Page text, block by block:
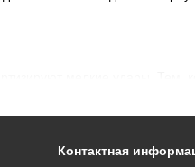
прозрачные
Контактная